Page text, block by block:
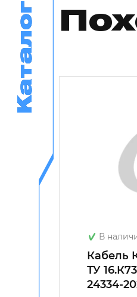
Каталог
Каталог
В
Кабель
ТУ
24334-